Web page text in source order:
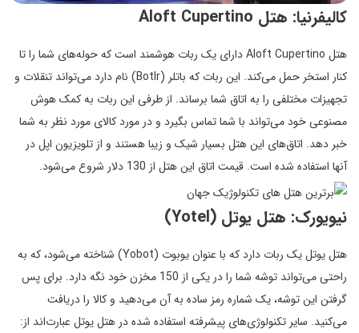
کالیفرنیا: هتل Aloft Cupertino
هتل Aloft Cupertino دارای یک ربات هوشمند است که حوله‌های شما را تا
کنار استخر حمل می‌کند. این ربات که باتلر (Botlr) نام دارد می‌تواند تنقلات و
تجهیزات مختلفی را به اتاق شما برساند. از طرفی این ربات به کمک هوش
مصنوعی خود می‌تواند با شما تماس بگیرد و در مورد کالای مورد نظر به شما
خبر دهد. اتاق‌های این هتل بسیار شیک و زیبا هستند و از تلویزیون اپل در
آنها استفاده شده است. قیمت اتاق این هتل از 130 دلار شروع می‌شود.
نیویورک: هتل یوتل (Yotel)
هتل یوتل یک ربات دارد که با عنوان یوبوت (Yobot) شناخته می‌شود، که به
راحتی می‌تواند توشه شما را در یکی از 150 مخزن خود نگه دارد. برای پس
گرفتن این توشه، یک شماره رمز ساده به آن می‌دهید و کالا را دریافت
می‌کنید. سایر تکنولوژی‌های پیشرفته استفاده شده در هتل یوتل عبارت‌اند از: